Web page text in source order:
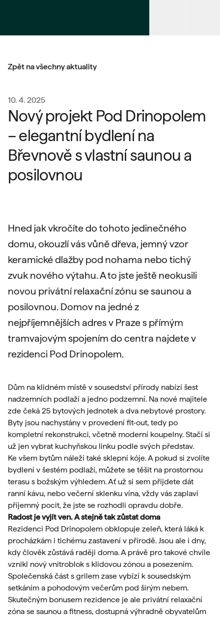
Zpět na všechny aktuality
10. 4. 2025
Nový projekt Pod Drinopolem
– elegantní bydlení na
Břevnově s vlastní saunou a
posilovnou
Hned jak vkročíte do tohoto jedinečného
domu, okouzlí vás vůně dřeva, jemný vzor
keramické dlažby pod nohama nebo tichý
zvuk nového výtahu. A to jste ještě neokusili
novou privátní relaxační zónu se saunou a
posilovnou. Domov na jedné z
nejpříjemnějších adres v Praze s přímým
tramvajovým spojením do centra najdete v
rezidenci Pod Drinopolem.
Dům na klidném místě v sousedství přírody nabízí šest
nadzemních podlaží a jedno podzemní. Na nové majitele
zde čeká 25 bytových jednotek a dva nebytové prostory.
Byty jsou nachystány v provedení fit-out, tedy po
kompletní rekonstrukci, včetně moderní koupelny. Stačí si
už jen vybrat kuchyňskou linku podle svých představ.
Ke všem bytům náleží také sklepní kóje. A pokud si zvolíte
bydlení v šestém podlaží, můžete se těšit na prostornou
terasu s božským výhledem. Ať už si sem přijdete dát
ranní kávu, nebo večerní sklenku vína, vždy vás zaplaví
příjemný pocit, že jste se rozhodli opravdu dobře.
Radost je vyjít ven. A stejně tak zůstat doma
Rezidenci Pod Drinopolem obklopuje zeleň, která láká k
procházkám i tichému zastavení v přírodě. Jsou ale i dny,
kdy člověk zůstává raději doma. A právě pro takové chvíle
vznikl nový vnitroblok s klidovou zónou a posezením.
Společenská část s grilem zase vybízí k sousedským
setkáním a pohodovým večerům pod širým nebem.
Skutečným bonusem rezidence je ale privátní relaxační
zóna se saunou a fitness, dostupná výhradně obyvatelům